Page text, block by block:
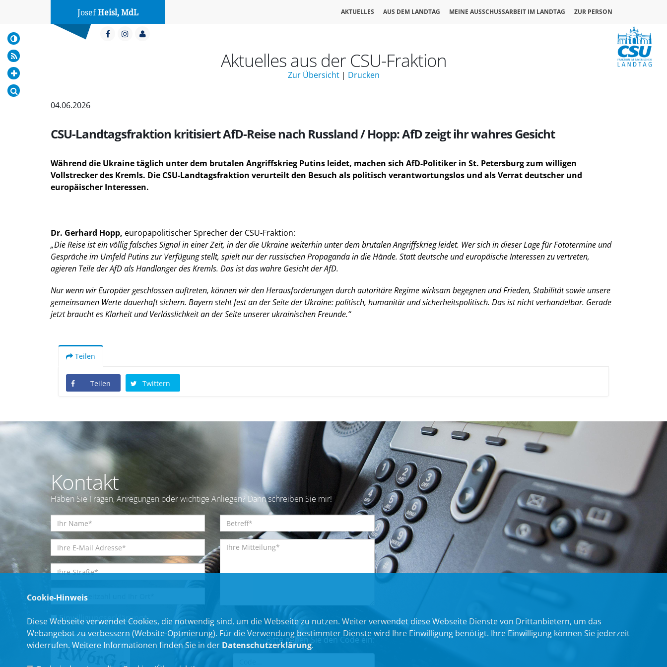
JosefHeisl, MdL AKTUELLES AUS DEM LANDTAG MEINE AUSSCHUSSARBEIT IM LANDTAG ZUR PERSON
Aktuelles aus der CSU-Fraktion
Zur Übersicht| Drucken
04.06.2026
CSU-Landtagsfraktion kritisiert AfD-Reise nach Russland / Hopp: AfD zeigt ihr wahres Gesicht
Während die Ukraine täglich unter dem brutalen Angriffskrieg Putins leidet, machen sich AfD-Politiker in St. Petersburg zum willigen
Vollstrecker des Kremls. Die CSU-Landtagsfraktion verurteilt den Besuch als politisch verantwortungslos und als Verrat deutscher und
europäischer Interessen.
Dr. Gerhard Hopp, europapolitischer Sprecher der CSU-Fraktion:
Die Reise ist ein völlig falsches Signal in einer Zeit, in der die Ukraine weiterhin unter dem brutalen Angriffskrieg leidet. Wer sich in dieser Lage für Fototermine und
Gespräche im Umfeld Putins zur Verfügung stellt, spielt nur der russischen Propaganda in die Hände. Statt deutsche und europäische Interessen zu vertreten,
agieren Teile der AfD als Handlanger des Kremls. Das ist das wahre Gesicht der AfD.
Nur wenn wir Europäer geschlossen auftreten, können wir den Herausforderungen durch autoritäre Regime wirksam begegnen und Frieden, Stabilität sowie unsere
gemeinsamen Werte dauerhaft sichern. Bayern steht fest an der Seite der Ukraine: politisch, humanitär und sicherheitspolitisch. Das ist nicht verhandelbar. Gerade
jetzt braucht es Klarheit und Verlässlichkeit an der Seite unserer ukrainischen Freunde.“
Teilen
Teilen Twittern
Kontakt
Haben Sie Fragen, Anregungen oder wichtige Anliegen? Dann schreiben Sie mir!
Einwilligungserklärung*
Bitte geben Sie den Code ein:
Cookie-Hinweis
Diese Webseite verwendet Cookies, die notwendig sind, um die Webseite zu nutzen. Weiter verwendet diese Webseite Dienste von Drittanbietern, um das
Webangebot zu verbessern (Website-Optmierung). Für die Verwendung bestimmter Dienste wird Ihre Einwilligung benötigt. Ihre Einwilligung können Sie jederzeit
widerrufen. Weitere Informationen finden Sie in der Datenschutzerklärung.